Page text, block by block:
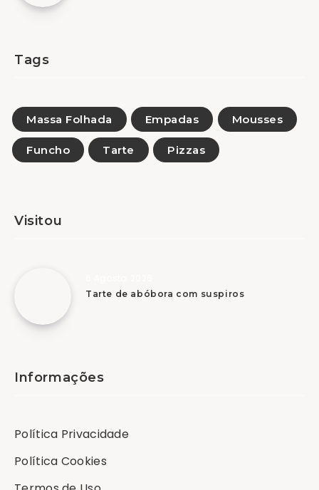
Tags
Massa Folhada Empadas Mousses
Funcho Tarte Pizzas
Visitou
Tarte de abóbora com suspiros
Informações
Política Privacidade
Política Cookies